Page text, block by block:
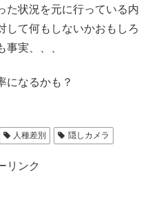
た状況を元に行っている内
して何もしないかおもしろ
実、、、
になるかも？
人種差別 隠しカメラ
リンク